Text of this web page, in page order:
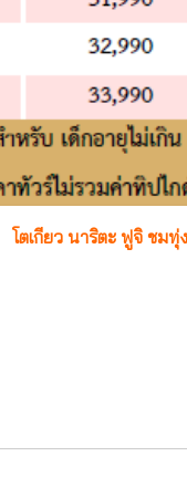
โตเกียว นาริตะ ฟูจิ ชมทุ่